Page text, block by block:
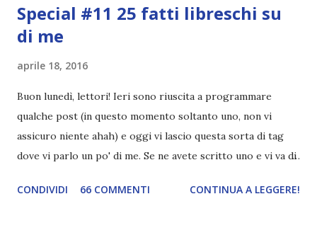
titoli e passiamo alla spiegazione di questa iniziativa che
sarà piuttosto difficile (per me). Siccome è tipo la terza
farò uno schemino semplice semplice per evitare di
spiegarmi come un libro chiuso (as always). IN COSA
CONSISTE QUESTO BLOGTOUR? E' un'iniziativa dedicata
agli autori italiani, sia pubblicati da editori sia
autopubblicati. Si svolgerà ne...
Special #11 25 fatti libreschi su
di me
aprile 18, 2016
Buon lunedì, lettori! Ieri sono riuscita a programmare
qualche post (in questo momento soltanto uno, non vi
assicuro niente ahah) e oggi vi lascio questa sorta di tag
dove vi parlo un po' di me. Se ne avete scritto uno e vi va di
mi piacerebbe tanto leggerlo c: 25 FATTI LIBRESCHI SU DI
CONDIVIDI 66 COMMENTI CONTINUA A LEGGERE!